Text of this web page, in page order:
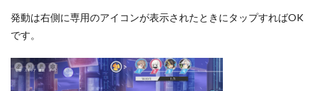
発動は右側に専用のアイコンが表示されたときにタップすればOK
です。